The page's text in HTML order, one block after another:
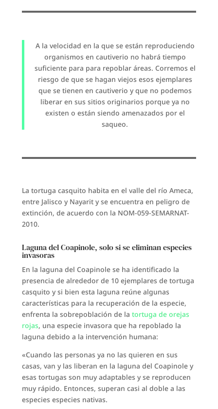
A la velocidad en la que se están reproduciendo
organismos en cautiverio no habrá tiempo
suficiente para para repoblar áreas. Corremos el
riesgo de que se hagan viejos esos ejemplares
que se tienen en cautiverio y que no podemos
liberar en sus sitios originarios porque ya no
existen o están siendo amenazados por el
saqueo.
La tortuga casquito habita en el valle del río Ameca,
entre Jalisco y Nayarit y se encuentra en peligro de
extinción, de acuerdo con la NOM-059-SEMARNAT-
2010.
Laguna del Coapinole, solo si se eliminan especies
invasoras
En la laguna del Coapinole se ha identificado la
presencia de alrededor de 10 ejemplares de tortuga
casquito y si bien esta laguna reúne algunas
características para la recuperación de la especie,
enfrenta la sobrepoblación de la tortuga de orejas
rojas, una especie invasora que ha repoblado la
laguna debido a la intervención humana:
«Cuando las personas ya no las quieren en sus
casas, van y las liberan en la laguna del Coapinole y
esas tortugas son muy adaptables y se reproducen
muy rápido. Entonces, superan casi al doble a las
especies especies nativas.